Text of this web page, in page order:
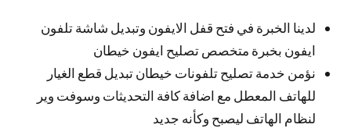
لدينا الخبرة في فتح قفل الايفون وتبديل شاشة تلفون
ايفون بخبرة متخصص تصليح ايفون خيطان
نؤمن خدمة تصليح تلفونات خيطان تبديل قطع الغيار
للهاتف المعطل مع اضافة كافة التحديثات وسوفت وير
لنظام الهاتف ليصبح وكأنه جديد